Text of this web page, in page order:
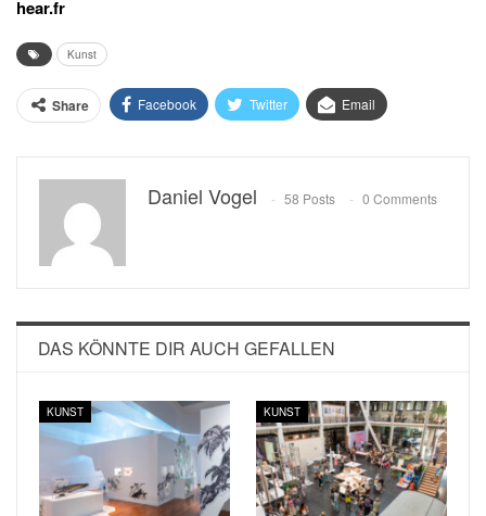
hear.fr
Kunst
Share Facebook Twitter Email
Daniel Vogel 58 Posts 0 Comments
DAS KÖNNTE DIR AUCH GEFALLEN
KUNST KUNST